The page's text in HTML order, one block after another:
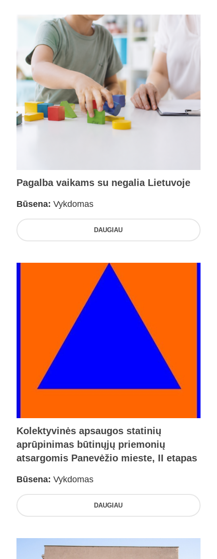
Pagalba vaikams su negalia Lietuvoje
Būsena: Vykdomas
DAUGIAU
Kolektyvinės apsaugos statinių
aprūpinimas būtinųjų priemonių
atsargomis Panevėžio mieste, II etapas
Būsena: Vykdomas
DAUGIAU